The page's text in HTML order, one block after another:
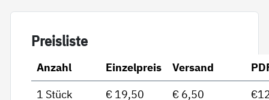
Preis­lis­te
Anzahl Einzelpreis Versand
1 Stück
€ 19,50 € 6,50